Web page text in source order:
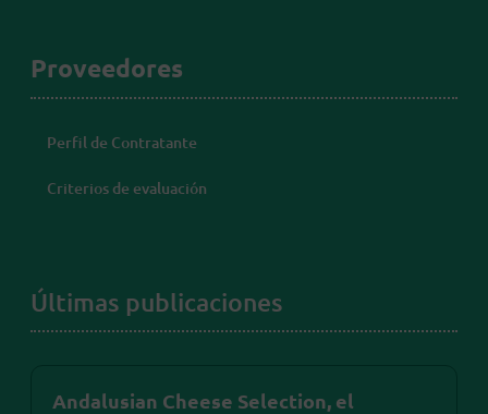
Proveedores
Perfil de Contratante
Criterios de evaluación
Últimas publicaciones
Andalusian Cheese Selection, el